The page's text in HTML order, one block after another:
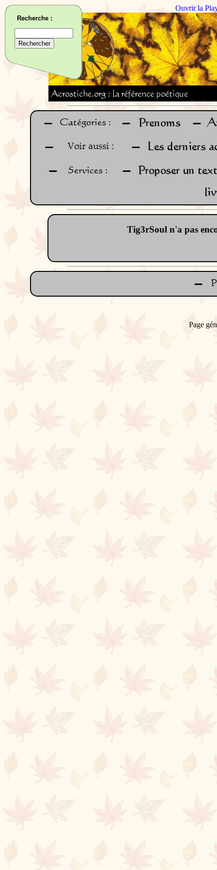
Ouvrir la
Tig3rSoul n'a pas
Recherche :
Page